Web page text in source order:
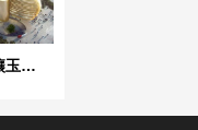
【杭州“金镶玉”西溪银泰城项目】弹簧减震器案例